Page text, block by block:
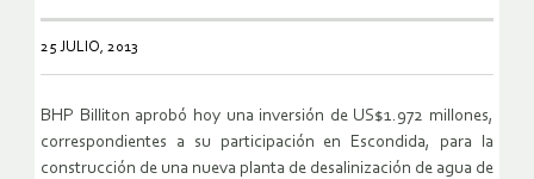
25 JULIO, 2013
BHP Billiton aprobó hoy una inversión de US$1.972 millones,
correspondientes a su participación en Escondida, para la
construcción de una nueva planta de desalinización de agua de